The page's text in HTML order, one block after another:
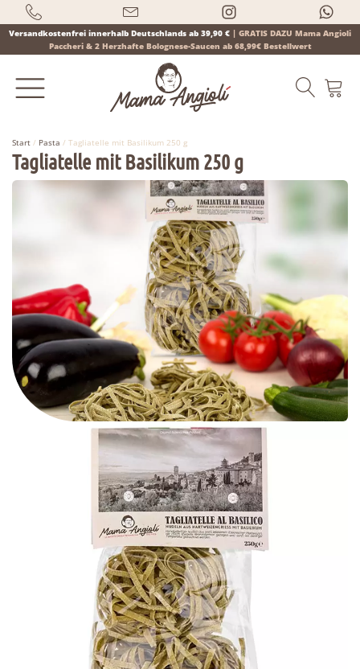
Versandkostenfrei innerhalb Deutschlands ab 39,90 € | GRATIS DAZU Mama Angioli
Paccheri & 2 Herzhafte Bolognese-Saucen ab 68,99€ Bestellwert
Start / Pasta / Tagliatelle mit Basilikum 250 g
Tagliatelle mit Basilikum 250 g